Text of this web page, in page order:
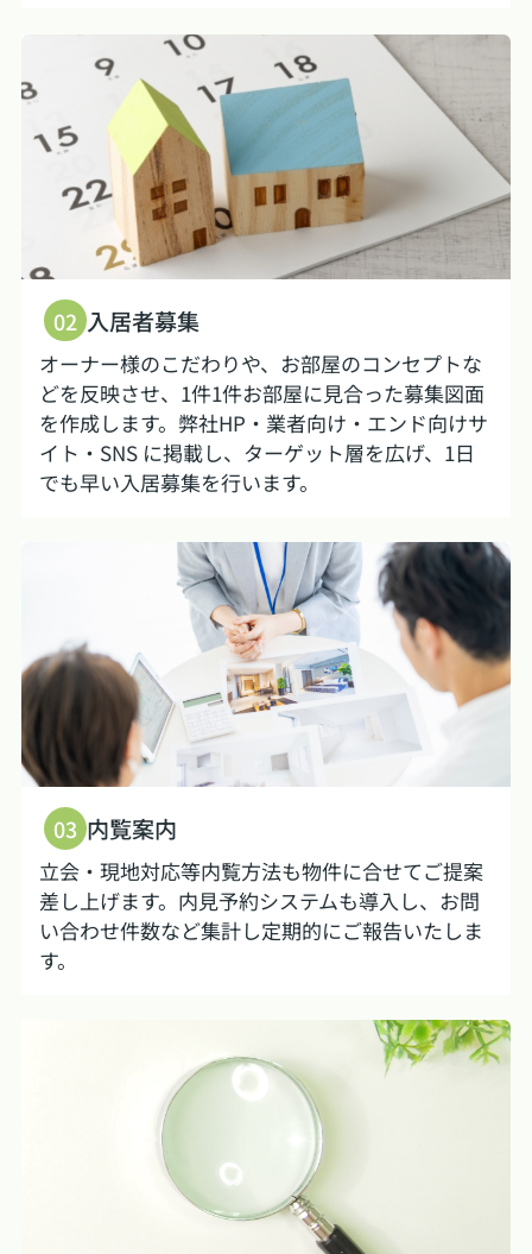
02 入居者募集
オーナー様のこだわりや、お部屋のコンセプトな
どを反映させ、1件1件お部屋に見合った募集図面
を作成します。弊社HP・業者向け・エンド向けサ
イト・SNS に掲載し、ターゲット層を広げ、1日
でも早い入居募集を行います。
03 内覧案内
立会・現地対応等内覧方法も物件に合せてご提案
差し上げます。内見予約システムも導入し、お問
い合わせ件数など集計し定期的にご報告いたしま
す。